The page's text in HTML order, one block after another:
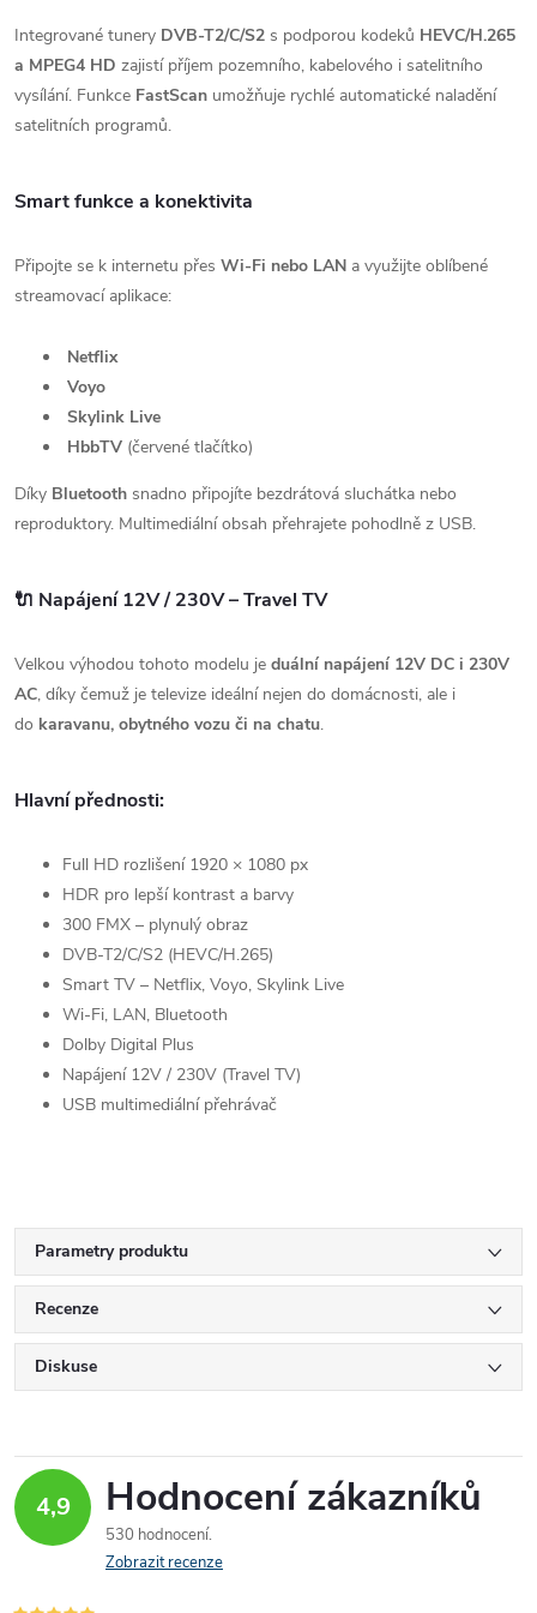
Integrované tunery DVB-T2/C/S2 s podporou kodeků HEVC/H.265
a MPEG4 HD zajistí příjem pozemního, kabelového i satelitního
vysílání. Funkce FastScan umožňuje rychlé automatické naladění
satelitních programů.
Smart funkce a konektivita
Připojte se k internetu přes Wi-Fi nebo LAN a využijte oblíbené
streamovací aplikace:
Netflix
Voyo
Skylink Live
HbbTV (červené tlačítko)
Díky Bluetooth snadno připojíte bezdrátová sluchátka nebo
reproduktory. Multimediální obsah přehrajete pohodlně z USB.
🔌 Napájení 12V / 230V – Travel TV
Velkou výhodou tohoto modelu je duální napájení 12V DC i 230V
AC, díky čemuž je televize ideální nejen do domácnosti, ale i
do karavanu, obytného vozu či na chatu.
Hlavní přednosti:
Full HD rozlišení 1920 × 1080 px
HDR pro lepší kontrast a barvy
300 FMX – plynulý obraz
DVB-T2/C/S2 (HEVC/H.265)
Smart TV – Netflix, Voyo, Skylink Live
Wi-Fi, LAN, Bluetooth
Dolby Digital Plus
Napájení 12V / 230V (Travel TV)
USB multimediální přehrávač
Parametry produktu
Recenze
Diskuse
4,9 Hodnocení zákazníků
530 hodnocení
Zobrazit recenze